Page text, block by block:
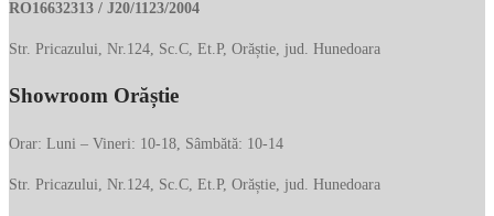
RO16632313 / J20/1123/2004
Str. Pricazului, Nr.124, Sc.C, Et.P, Orăștie, jud. Hunedoara
Showroom Orăștie
Orar: Luni – Vineri: 10-18, Sâmbătă: 10-14
Str. Pricazului, Nr.124, Sc.C, Et.P, Orăștie, jud. Hunedoara